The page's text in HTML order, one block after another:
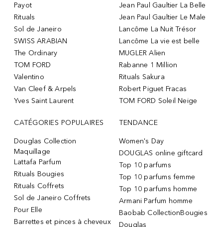
Payot
Rituals
Sol de Janeiro
SWISS ARABIAN
The Ordinary
TOM FORD
Valentino
Van Cleef & Arpels
Yves Saint Laurent
Jean Paul Gaultier La Belle
Jean Paul Gaultier Le Male
Lancôme La Nuit Trésor
Lancôme La vie est belle
MUGLER Alien
Rabanne 1 Million
Rituals Sakura
Robert Piguet Fracas
TOM FORD Soleil Neige
CATÉGORIES POPULAIRES
Douglas Collection
Maquillage
Lattafa Parfum
Rituals Bougies
Rituals Coffrets
Sol de Janeiro Coffrets
Pour Elle
Barrettes et pinces à cheveux
TENDANCE
Women's Day
DOUGLAS online giftcard
Top 10 parfums
Top 10 parfums femme
Top 10 parfums homme
Armani Parfum homme
Baobab CollectionBougies
Douglas